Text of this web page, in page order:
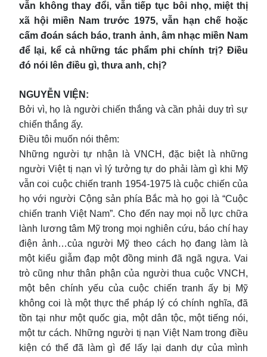
vẫn không thay đổi, vẫn tiếp tục bôi nhọ, miệt thị
xã hội miền Nam trước 1975, vẫn hạn chế hoặc
cấm đoán sách báo, tranh ảnh, âm nhạc miền Nam
để lại, kể cả những tác phẩm phi chính trị? Điều
đó nói lên điều gì, thưa anh, chị?
NGUYỄN VIỆN:
Bởi vì, họ là người chiến thắng và cần phải duy trì sự
chiến thắng ấy.
Điều tôi muốn nói thêm:
Những người tự nhận là VNCH, đặc biệt là những
người Việt tị nạn vì lý tưởng tự do phải làm gì khi Mỹ
vẫn coi cuộc chiến tranh 1954-1975 là cuộc chiến của
họ với người Cộng sản phía Bắc mà họ gọi là “Cuộc
chiến tranh Việt Nam”. Cho đến nay mọi nỗ lực chữa
lành lương tâm Mỹ trong mọi nghiên cứu, báo chí hay
điện ảnh…của người Mỹ theo cách họ đang làm là
một kiểu giẫm đạp một đồng minh đã ngã ngựa. Vai
trò cũng như thân phận của người thua cuộc VNCH,
một bên chính yếu của cuộc chiến tranh ấy bị Mỹ
không coi là một thực thể pháp lý có chính nghĩa, đã
tồn tại như một quốc gia, một dân tộc, một tiếng nói,
một tư cách. Những người tị nạn Việt Nam trong điều
kiện có thể đã làm gì để lấy lại danh dự của mình